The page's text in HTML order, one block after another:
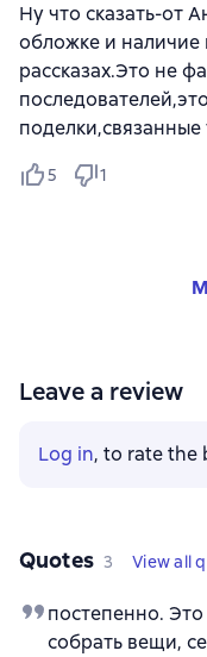
Ну что сказать-от
обложке и
рассказах.Это не
5 1
Leave a review
Log in, to rate the
Quotes 3 View all
постепенно.
собрать вещи,